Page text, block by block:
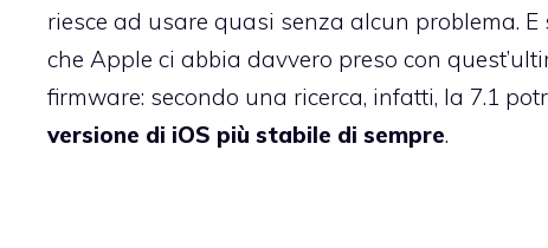
riesce ad usare quasi senza alcun problema.
che Apple ci abbia davvero preso con
firmware: secondo una ricerca, infatti, la 7.1
versione di iOS più stabile di sempre.